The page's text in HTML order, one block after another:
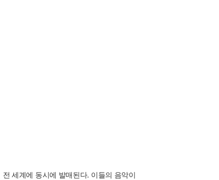
세계에 동시에 발매된다. 이들의 음악이